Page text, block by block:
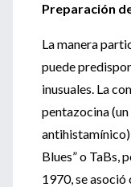
Preparación
La manera
puede
inusuales. La
pentazocina
antihistamínico)
Blues” o TaBs,
1970, se